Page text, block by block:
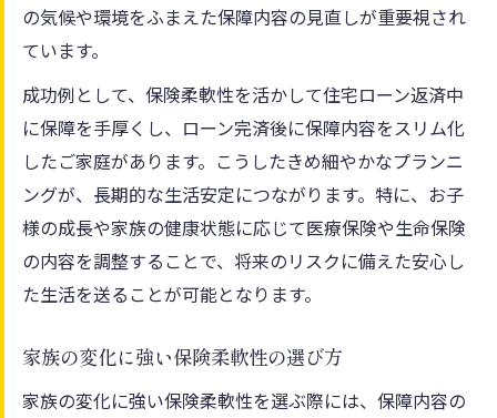
の気候や環境をふまえた保障内容の見直しが重要視され
ています。
成功例として、保険柔軟性を活かして住宅ローン返済中
に保障を手厚くし、ローン完済後に保障内容をスリム化
したご家庭があります。こうしたきめ細やかなプランニ
ングが、長期的な生活安定につながります。特に、お子
様の成長や家族の健康状態に応じて医療保険や生命保険
の内容を調整することで、将来のリスクに備えた安心し
た生活を送ることが可能となります。
家族の変化に強い保険柔軟性の選び方
家族の変化に強い保険柔軟性を選ぶ際には、保障内容の